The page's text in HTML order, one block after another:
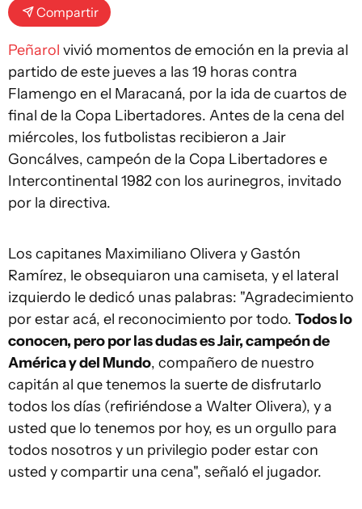
Compartir
Peñarol vivió momentos de emoción en la previa al
partido de este jueves a las 19 horas contra
Flamengo en el Maracaná, por la ida de cuartos de
final de la Copa Libertadores. Antes de la cena del
miércoles, los futbolistas recibieron a Jair
Goncálves, campeón de la Copa Libertadores e
Intercontinental 1982 con los aurinegros, invitado
por la directiva.
Los capitanes Maximiliano Olivera y Gastón
Ramírez, le obsequiaron una camiseta, y el lateral
izquierdo le dedicó unas palabras: "Agradecimiento
por estar acá, el reconocimiento por todo. Todos lo
conocen, pero por las dudas es Jair, campeón de
América y del Mundo, compañero de nuestro
capitán al que tenemos la suerte de disfrutarlo
todos los días (refiriéndose a Walter Olivera), y a
usted que lo tenemos por hoy, es un orgullo para
todos nosotros y un privilegio poder estar con
usted y compartir una cena", señaló el jugador.